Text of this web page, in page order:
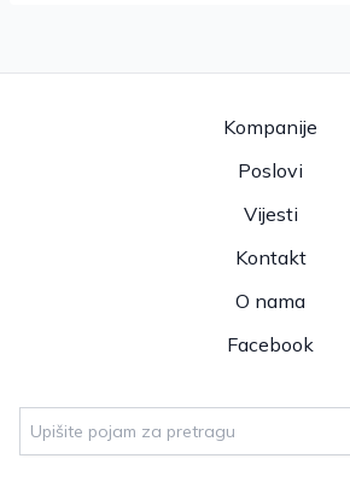
Kompanije
Poslovi
Vijesti
Kontakt
O nama
Facebook